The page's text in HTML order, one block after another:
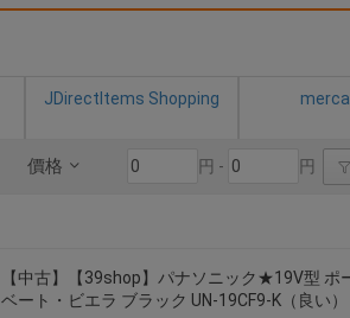
JDirectItems Shopping
價格 円 - 円
【中古】【39shop】パナソニック★19V型 ポ
ベート・ビエラ ブラック UN-19CF9-K（良い）